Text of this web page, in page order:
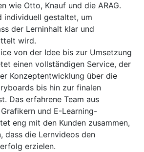
wie Otto, Knauf und die ARAG.
individuell gestaltet, um
der Lerninhalt klar und
wird.
von der Idee bis zur Umsetzung
einen vollständigen Service, der
Konzeptentwicklung über die
bis hin zur finalen
Das erfahrene Team aus
und E-Learning-
eng mit den Kunden zusammen,
dass die Lernvideos den
erzielen.